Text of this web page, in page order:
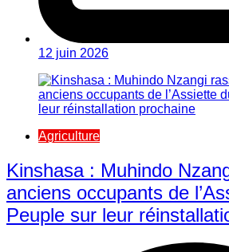
12 juin 2026
Agriculture
Kinshasa : Muhindo
anciens occupants de
Peuple sur leur